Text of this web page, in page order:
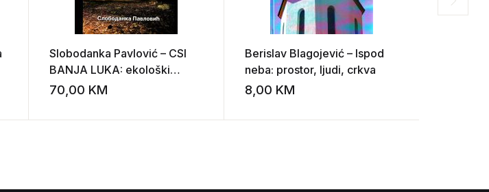
Add to wishlist
Slobodanka Pavlović – CSI
BANJA LUKA: ekološki
indikatori održivosti
70,00 KM Add to wishlist
Berislav Blagojević – Ispod
neba: prostor, ljudi, crkva
8,00 KM